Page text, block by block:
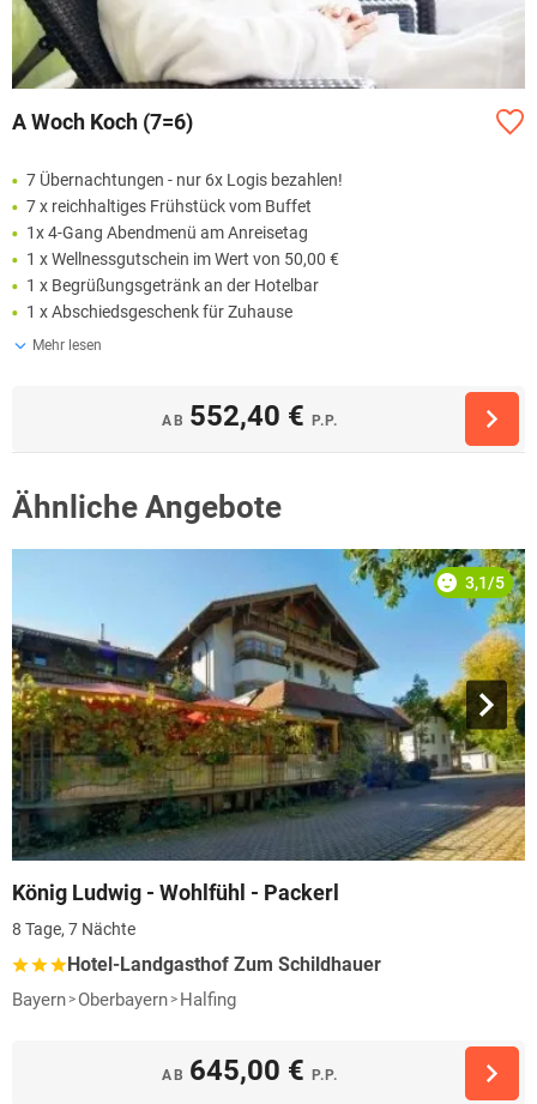
A Woch Koch (7=6)
7 Übernachtungen - nur 6x Logis bezahlen!
7 x reichhaltiges Frühstück vom Buffet
1x 4-Gang Abendmenü am Anreisetag
1 x Wellnessgutschein im Wert von 50,00 €
1 x Begrüßungsgetränk an der Hotelbar
1 x Abschiedsgeschenk für Zuhause
Mehr lesen
AB 552,40 € P.P.
Ähnliche Angebote
3,1/5
König Ludwig - Wohlfühl - Packerl
8 Tage, 7 Nächte
Hotel-Landgasthof Zum Schildhauer
Bayern Oberbayern Halfing
AB 645,00 € P.P.